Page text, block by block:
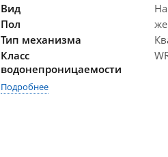
Вид
Пол
Тип механизма
Класс
водонепроницаемости
Подробнее